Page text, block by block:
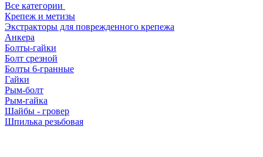
Все категории
Крепеж и метизы
Экстракторы для поврежденного крепежа
Анкера
Болты-гайки
Болт срезной
Болты 6-гранные
Гайки
Рым-болт
Рым-гайка
Шайбы - гровер
Шпилька резьбовая